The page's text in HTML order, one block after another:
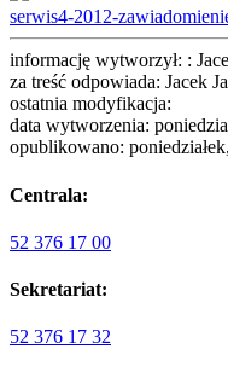
serwis4-2012-
informację wytworzył: :
za treść odpowiada: Jacek
ostatnia modyfikacja:
data wytworzenia:
opublikowano:
Centrala:
52 376 17 00
Sekretariat:
52 376 17 32